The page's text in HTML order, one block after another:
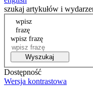
szukaj artykułów i
wpisz
frazę
wpisz frazę
Wyszukaj
Dostępność
Wersja kontrastowa